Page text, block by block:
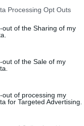
Processing Opt Outs
out of the Sharing of my
out of the Sale of my
out of processing my
for Targeted Advertising.